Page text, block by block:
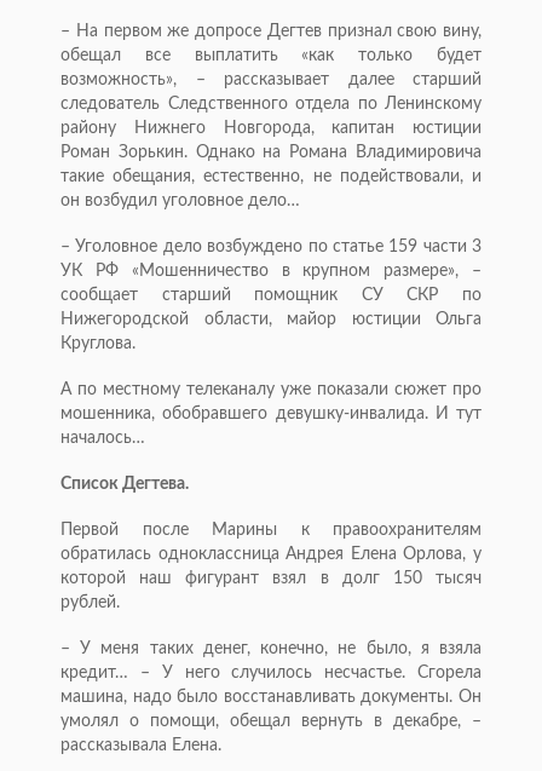
– На первом же допросе Дегтев признал свою вину,
обещал все выплатить «как только будет
возможность», – рассказывает далее старший
следователь Следственного отдела по Ленинскому
району Нижнего Новгорода, капитан юстиции
Роман Зорькин. Однако на Романа Владимировича
такие обещания, естественно, не подействовали, и
он возбудил уголовное дело…
– Уголовное дело возбуждено по статье 159 части 3
УК РФ «Мошенничество в крупном размере», –
сообщает старший помощник СУ СКР по
Нижегородской области, майор юстиции Ольга
Круглова.
А по местному телеканалу уже показали сюжет про
мошенника, обобравшего девушку-инвалида. И тут
началось…
Список Дегтева.
Первой после Марины к правоохранителям
обратилась одноклассница Андрея Елена Орлова, у
которой наш фигурант взял в долг 150 тысяч
рублей.
– У меня таких денег, конечно, не было, я взяла
кредит… – У него случилось несчастье. Сгорела
машина, надо было восстанавливать документы. Он
умолял о помощи, обещал вернуть в декабре, –
рассказывала Елена.